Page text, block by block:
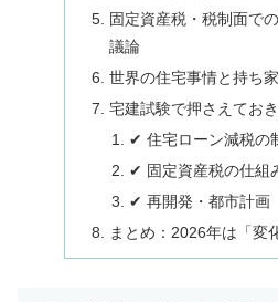
固定資産税・税制面で
議論
世界の住宅事情と持ち
宅建試験で押さえてお
✔ 住宅ローン減税の
✔ 固定資産税の仕組
✔ 再開発・都市計画
まとめ：2026年は「変